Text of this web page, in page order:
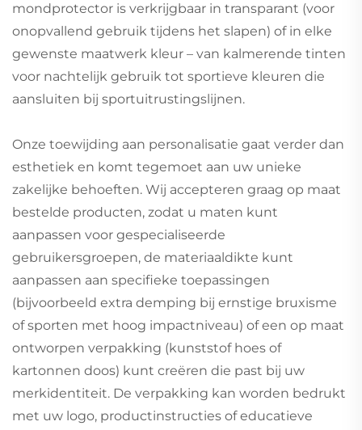
mondprotector is verkrijgbaar in transparant (voor
onopvallend gebruik tijdens het slapen) of in elke
gewenste maatwerk kleur – van kalmerende tinten
voor nachtelijk gebruik tot sportieve kleuren die
aansluiten bij sportuitrustingslijnen.
Onze toewijding aan personalisatie gaat verder dan
esthetiek en komt tegemoet aan uw unieke
zakelijke behoeften. Wij accepteren graag op maat
bestelde producten, zodat u maten kunt
aanpassen voor gespecialiseerde
gebruikersgroepen, de materiaaldikte kunt
aanpassen aan specifieke toepassingen
(bijvoorbeeld extra demping bij ernstige bruxisme
of sporten met hoog impactniveau) of een op maat
ontworpen verpakking (kunststof hoes of
kartonnen doos) kunt creëren die past bij uw
merkidentiteit. De verpakking kan worden bedrukt
met uw logo, productinstructies of educatieve